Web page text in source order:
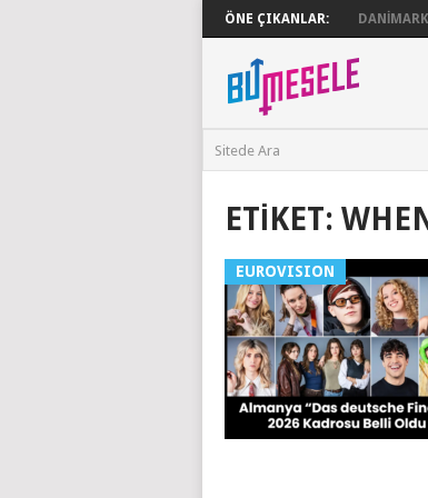
ÖNE ÇIKANLAR:
ETIKET:
EUROVISION